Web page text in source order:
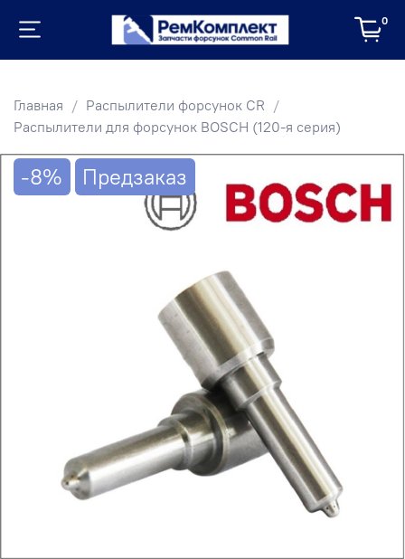
0
Главная
Распылители форсунок CR
Распылители для форсунок BOSCH (120-я серия)
-8% Предзаказ